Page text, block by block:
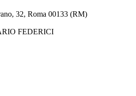
32, Roma 00133 (RM)
FEDERICI